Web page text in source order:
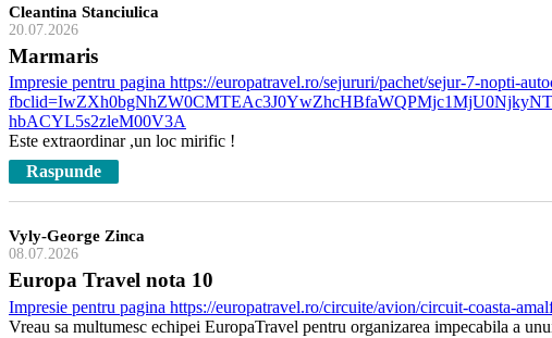
Cleantina Stanciulica
20.07.2026
Marmaris
Impresie pentru pagina https://europatravel.ro/sejururi/pachet/sejur-7-nopti-
hbACYL5s2zleM00V3A
Este extraordinar ,un loc mirific !
Raspunde
Vyly-George Zinca
08.07.2026
Europa Travel nota 10
Impresie pentru pagina https://europatravel.ro/circuite/avion/circuit-coasta-
Vreau sa multumesc echipei EuropaTravel pentru organizarea impecabila a